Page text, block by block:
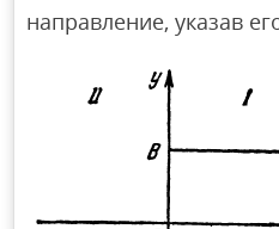
направление, указав